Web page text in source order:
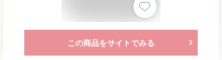
この商品をサイトでみる